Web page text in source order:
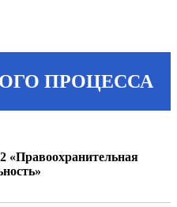
ПРОЦЕССА
«Правоохранительная